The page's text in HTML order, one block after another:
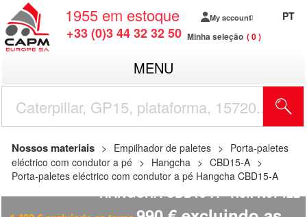
1955 em estoque
+33 (0)3 44 32 32 50
My account
Minha seleção 0
PT
MENU
Nossos materiais Empilhador de paletes
Porta-paletes
eléctrico com condutor a pé
Hangcha
CBD15-A
Porta-paletes eléctrico com condutor a pé Hangcha CBD15-A
HANGCHA CBD15-A Ref.N07422